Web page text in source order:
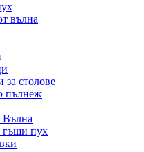
вълна
столове
пълнеж
Вълна
гъши пух